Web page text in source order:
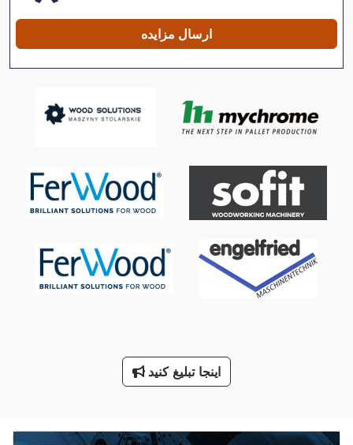
پرس
پرس بالای پیستون
پرس عمودی
پرس لبه
پرس های فلزی
پرس هیدرولیک
ارسال مزایده
اینجا تبلیغ کنید